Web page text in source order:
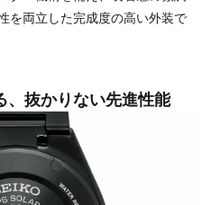
を両立した完成度の高い外装で
、抜かりない先進性能